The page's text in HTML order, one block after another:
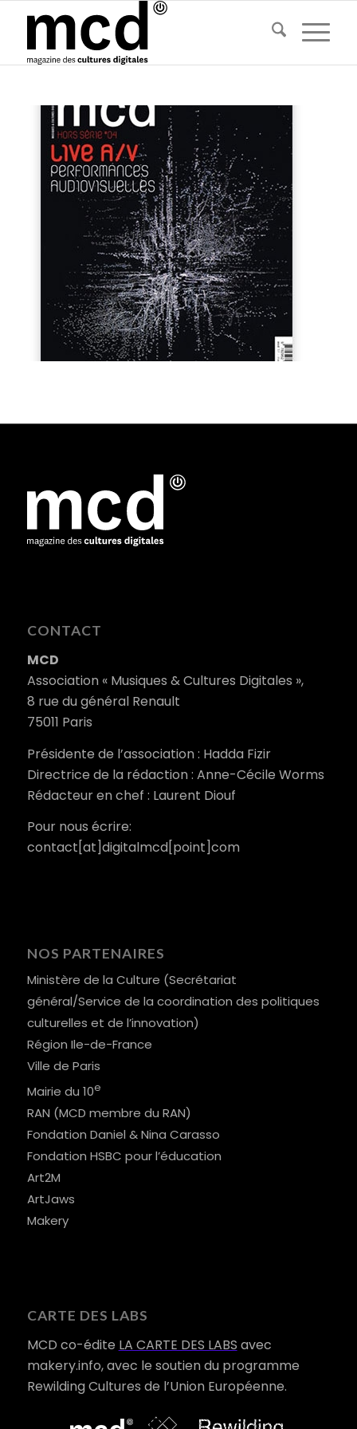
CONTACT
MCD
Association « Musiques & Cultures Digitales »,
8 rue du général Renault
75011 Paris
Présidente de l’association : Hadda Fizir
Directrice de la rédaction : Anne-Cécile Worms
Rédacteur en chef : Laurent Diouf
Pour nous écrire:
contact[at]digitalmcd[point]com
NOS PARTENAIRES
Ministère de la Culture (Secrétariat
général/Service de la coordination des politiques
culturelles et de l’innovation)
Région Ile-de-France
Ville de Paris
Mairie du 10e
RAN (MCD membre du RAN)
Fondation Daniel & Nina Carasso
Fondation HSBC pour l’éducation
Art2M
ArtJaws
Makery
CARTE DES LABS
MCD co-édite LA CARTE DES LABS avec
makery.info, avec le soutien du programme
Rewilding Cultures de l’Union Européenne.